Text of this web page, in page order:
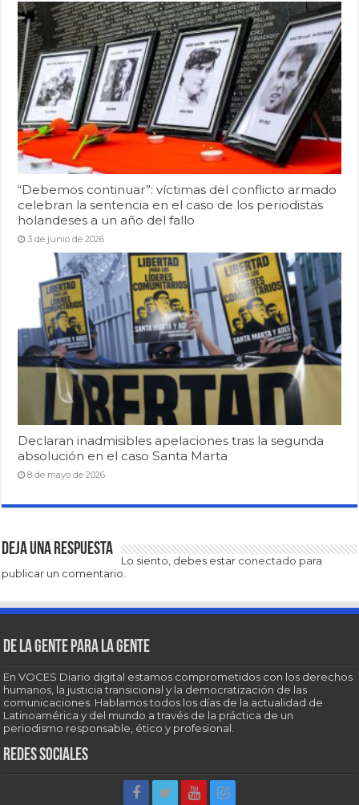
“Debemos continuar”: víctimas del conflicto armado
celebran la sentencia en el caso de los periodistas
holandeses a un año del fallo
3 de junio de 2026
Declaran inadmisibles apelaciones tras la segunda
absolución en el caso Santa Marta
8 de mayo de 2026
Deja una respuesta
Lo siento, debes estar conectado para
publicar un comentario.
De la gente para la gente
En VOCES Diario digital estamos comprometidos con los derechos
humanos, la justicia transicional y la democratización de las
comunicaciones. Hablamos todos los días de la actualidad de
Latinoamérica y del mundo a través de la práctica de un
periodismo responsable, ético y profesional.
Redes sociales